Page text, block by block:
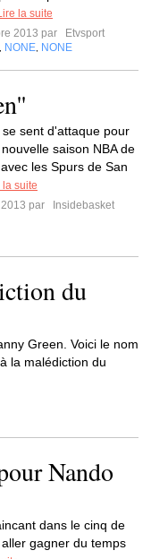
la suite
2013 par
Etvsport
NONE NONE
se sent d'attaque pour
saison NBA de
les Spurs de San
la suite
par
Insidebasket
du
Green. Voici le nom
la malédiction du
Nando
dans le cinq de
gagner du temps